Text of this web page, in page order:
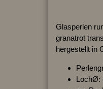
Glasperlen
granatrot
hergestellt in
LochØ: